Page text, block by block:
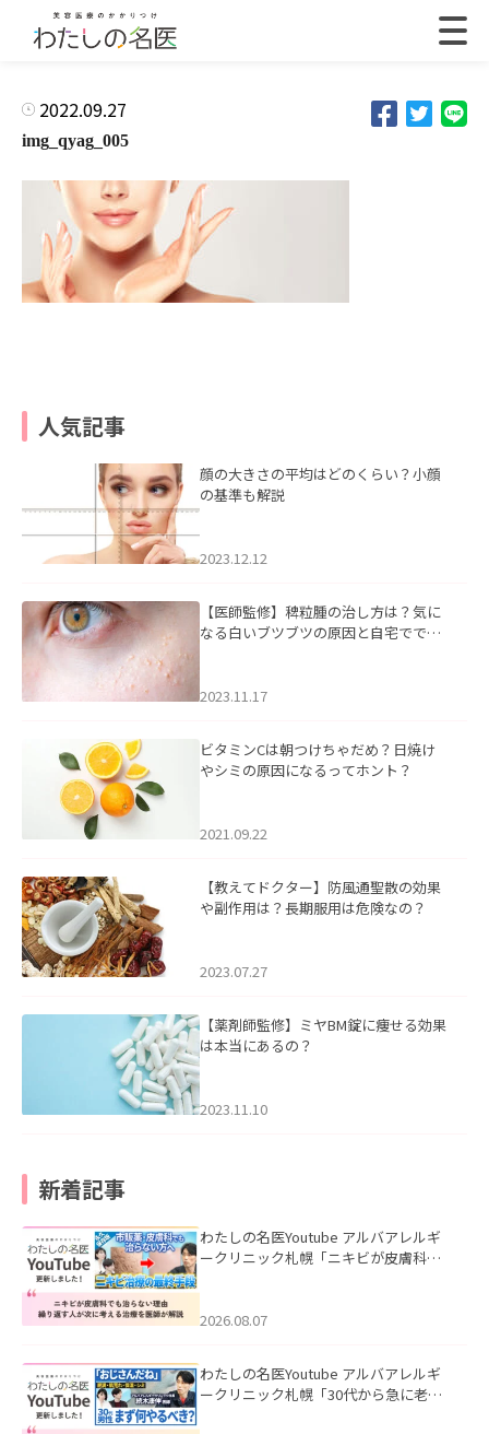
2022.09.27
img_qyag_005
人気記事
顔の大きさの平均はどのくらい？小顔
の基準も解説
2023.12.12
【医師監修】稗粒腫の治し方は？気に
なる白いブツブツの原因と自宅ででき
2023.11.17
ビタミンCは朝つけちゃだめ？日焼け
やシミの原因になるってホント？
2021.09.22
【教えてドクター】防風通聖散の効果
や副作用は？長期服用は危険なの？
2023.07.27
【薬剤師監修】ミヤBM錠に痩せる効果
は本当にあるの？
2023.11.10
新着記事
わたしの名医Youtube アルバアレルギ
ークリニック札幌「ニキビが皮膚科で
ました。
2026.08.07
わたしの名医Youtube アルバアレルギ
ークリニック札幌「30代から急に老け